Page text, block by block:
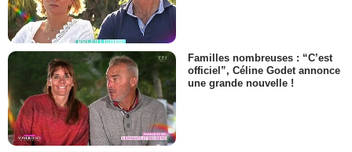
Familles nombreuses : “C’est
officiel”, Céline Godet annonce
une grande nouvelle !